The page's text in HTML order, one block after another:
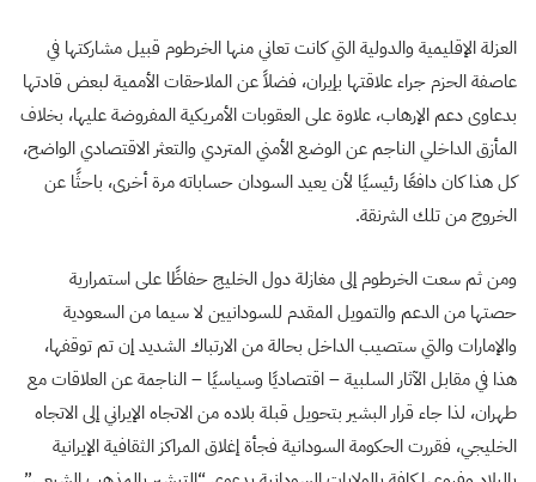
العزلة الإقليمية والدولية التي كانت تعاني منها الخرطوم قبيل مشاركتها في
عاصفة الحزم جراء علاقتها بإيران، فضلاً عن الملاحقات الأممية لبعض قادتها
بدعاوى دعم الإرهاب، علاوة على العقوبات الأمريكية المفروضة عليها، بخلاف
المأزق الداخلي الناجم عن الوضع الأمني المتردي والتعثر الاقتصادي الواضح،
كل هذا كان دافعًا رئيسيًا لأن يعيد السودان حساباته مرة أخرى، باحثًا عن
الخروج من تلك الشرنقة.
ومن ثم سعت الخرطوم إلى مغازلة دول الخليج حفاظًا على استمرارية
حصتها من الدعم والتمويل المقدم للسودانيين لا سيما من السعودية
والإمارات والتي ستصيب الداخل بحالة من الارتباك الشديد إن تم توقفها،
هذا في مقابل الآثار السلبية – اقتصاديًا وسياسيًا – الناجمة عن العلاقات مع
طهران، لذا جاء قرار البشير بتحويل قبلة بلاده من الاتجاه الإيراني إلى الاتجاه
الخليجي، فقررت الحكومة السودانية فجأة إغلاق المراكز الثقافية الإيرانية